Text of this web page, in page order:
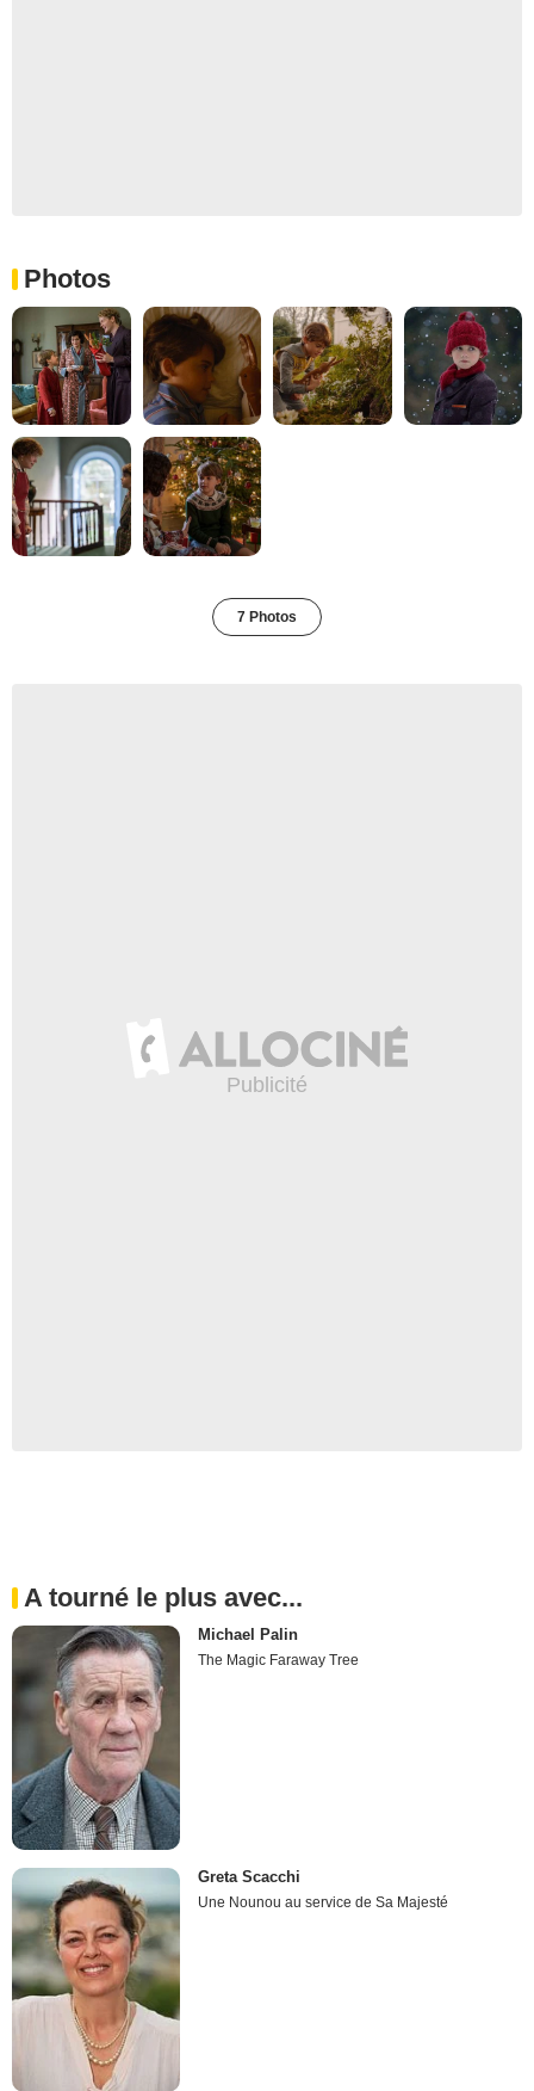
Photos
7 Photos
A tourné le plus avec...
Michael Palin
The Magic Faraway Tree
Greta Scacchi
Une Nounou au service de Sa Majesté